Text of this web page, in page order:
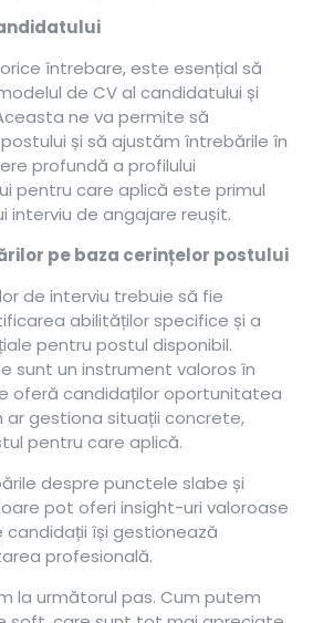
întrebare, este esențial să
de CV al candidatului și
ne va permite să
și să ajustăm întrebările în
profundă a profilului
pentru care aplică este primul
interviu de angajare reușit.
pe baza cerințelor postului
de interviu trebuie să fie
abilităților specifice și a
pentru postul disponibil.
sunt un instrument valoros în
oferă candidaților oportunitatea
gestiona situații concrete,
pentru care aplică.
despre punctele slabe și
pot oferi insight-uri valoroase
își gestionează
profesională.
la următorul pas. Cum putem